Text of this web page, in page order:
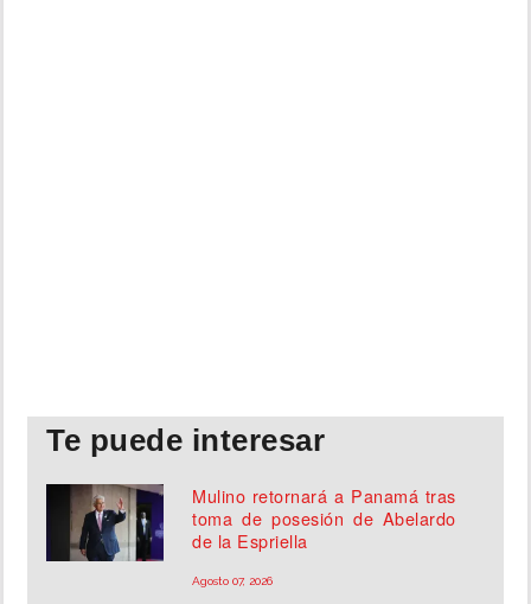
Te puede interesar
Mulino retornará a Panamá tras
toma de posesión de Abelardo
de la Espriella
Agosto 07, 2026